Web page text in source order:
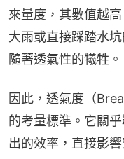
來量度，其數值越
大雨或直接踩踏水
隨著透氣性的犧牲。
因此，透氣度（
的考量標準。它關
出的效率，直接影